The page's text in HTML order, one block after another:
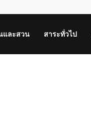
และสวน สาระทั่วไป